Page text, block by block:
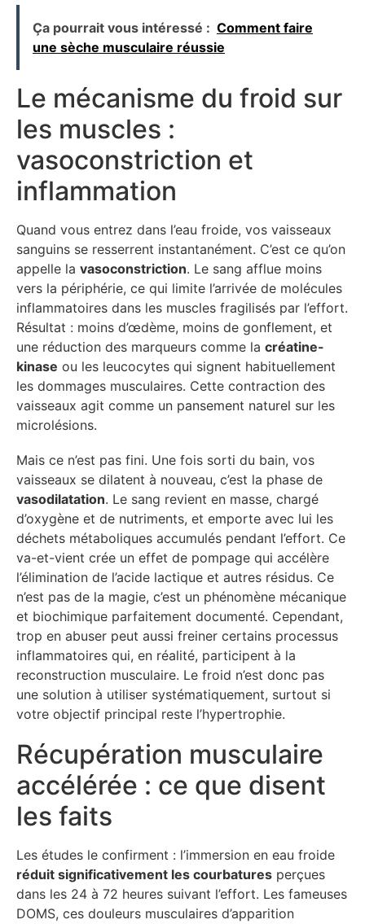
Ça pourrait vous intéressé : Comment faire
une sèche musculaire réussie
Le mécanisme du froid sur
les muscles :
vasoconstriction et
inflammation
Quand vous entrez dans l’eau froide, vos vaisseaux
sanguins se resserrent instantanément. C’est ce qu’on
appelle la vasoconstriction. Le sang afflue moins
vers la périphérie, ce qui limite l’arrivée de molécules
inflammatoires dans les muscles fragilisés par l’effort.
Résultat : moins d’œdème, moins de gonflement, et
une réduction des marqueurs comme la créatine-
kinase ou les leucocytes qui signent habituellement
les dommages musculaires. Cette contraction des
vaisseaux agit comme un pansement naturel sur les
microlésions.
Mais ce n’est pas fini. Une fois sorti du bain, vos
vaisseaux se dilatent à nouveau, c’est la phase de
vasodilatation. Le sang revient en masse, chargé
d’oxygène et de nutriments, et emporte avec lui les
déchets métaboliques accumulés pendant l’effort. Ce
va-et-vient crée un effet de pompage qui accélère
l’élimination de l’acide lactique et autres résidus. Ce
n’est pas de la magie, c’est un phénomène mécanique
et biochimique parfaitement documenté. Cependant,
trop en abuser peut aussi freiner certains processus
inflammatoires qui, en réalité, participent à la
reconstruction musculaire. Le froid n’est donc pas
une solution à utiliser systématiquement, surtout si
votre objectif principal reste l’hypertrophie.
Récupération musculaire
accélérée : ce que disent
les faits
Les études le confirment : l’immersion en eau froide
réduit significativement les courbatures perçues
dans les 24 à 72 heures suivant l’effort. Les fameuses
DOMS, ces douleurs musculaires d’apparition